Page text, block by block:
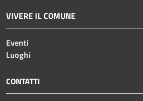
VIVERE IL COMUNE
Eventi
Luoghi
CONTATTI